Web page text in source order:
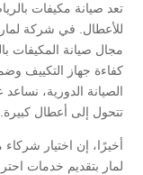
تعد صيانة مكيفات
للأعطال. في شركة
مجال صيانة المكيفات
كفاءة جهاز التكييف
الصيانة الدورية،
تتحول إلى أعطال كبيرة.
أخيرًا، إن اختيار
لمار بتقديم خدمات